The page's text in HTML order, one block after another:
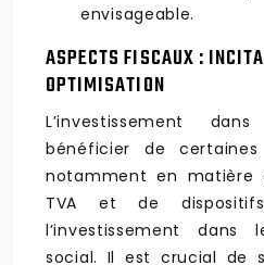
envisageable.
ASPECTS FISCAUX :
OPTIMISATION
L’investissement
bénéficier de
notamment en matière
TVA et de
l’investissement
social. Il est crucial de